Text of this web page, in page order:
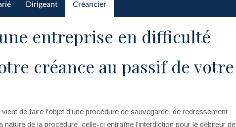
Dirigeant Créancier
entreprise en difficulté
créance au passif de votre
de faire l'objet d'une procédure de sauvegarde, de redressement
nature de la procédure, celle-ci entraîne l'interdiction pour le débiteur de